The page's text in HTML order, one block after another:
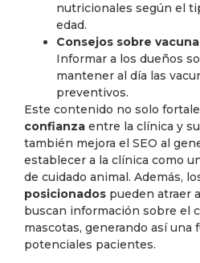
nutricionales según el
edad.
Consejos sobre
Informar a los dueños
mantener al día las
preventivos.
Este contenido no solo
confianza entre la clínica y
también mejora el SEO al
establecer a la clínica como
de cuidado animal. Además,
posicionados pueden atraer
buscan información sobre el
mascotas, generando así una
potenciales pacientes.